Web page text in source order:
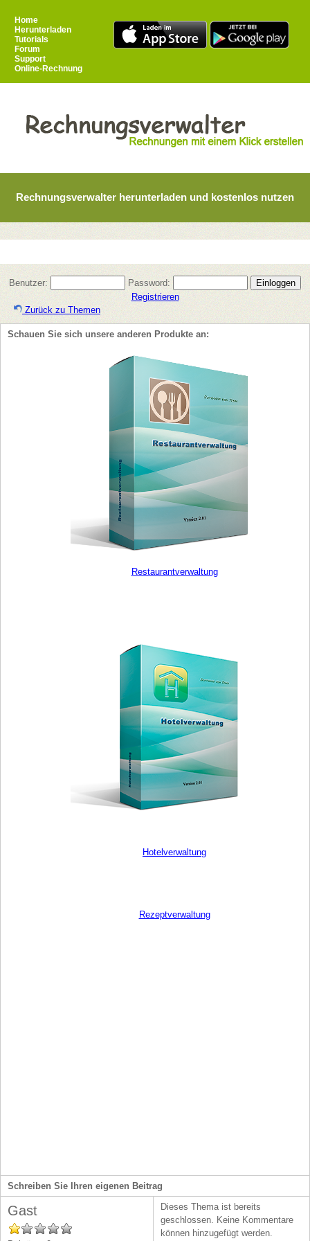
Home
Herunterladen
Tutorials
Forum
Support
Online-Rechnung
Rechnungsverwalter herunterladen und kostenlos nutzen
Benutzer:
Password:
Registrieren
Zurück zu Themen
Schauen Sie sich unsere anderen Produkte an:
Restaurantverwaltung
Hotelverwaltung
Schreiben Sie Ihren eigenen Beitrag
Gast
Dieses Thema ist bereits
geschlossen. Keine Kommentare
können hinzugefügt werden.